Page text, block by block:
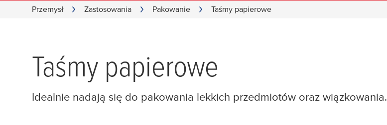
Przemysł Zastosowania Pakowanie Taśmy papierowe
Taśmy papierowe
Idealnie nadają się do pakowania lekkich przedmiotów oraz wiązkowania.